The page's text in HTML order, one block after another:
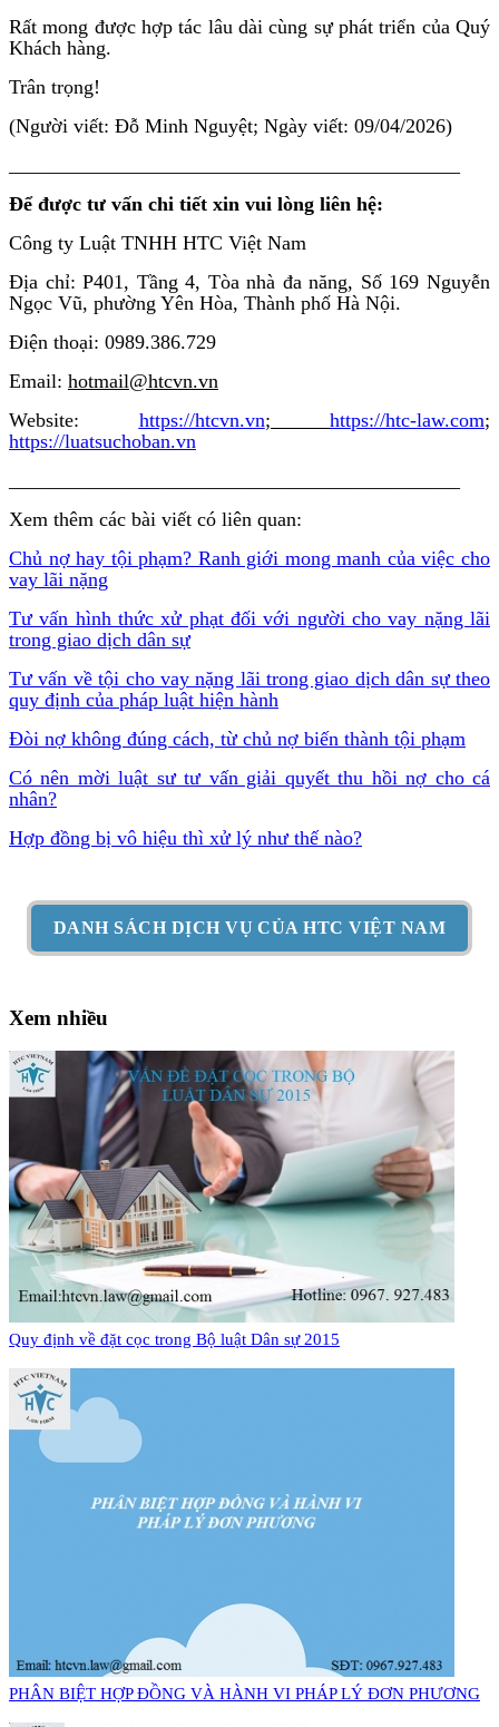
Rất mong được hợp tác lâu dài cùng sự phát triển của Quý
Khách hàng.
Trân trọng!
(Người viết: Đỗ Minh Nguyệt; Ngày viết: 09/04/2026)
Để được tư vấn chi tiết xin vui lòng liên hệ:
Công ty Luật TNHH HTC Việt Nam
Địa chỉ: P401, Tầng 4, Tòa nhà đa năng, Số 169 Nguyễn
Ngọc Vũ, phường Yên Hòa, Thành phố Hà Nội.
Điện thoại: 0989.386.729
Email: hotmail@htcvn.vn
Website: https://htcvn.vn; https://htc-law.com;
https://luatsuchoban.vn
Xem thêm các bài viết có liên quan:
Chủ nợ hay tội phạm? Ranh giới mong manh của việc cho
vay lãi nặng
Tư vấn hình thức xử phạt đối với người cho vay nặng lãi
trong giao dịch dân sự
Tư vấn về tội cho vay nặng lãi trong giao dịch dân sự theo
quy định của pháp luật hiện hành
Đòi nợ không đúng cách, từ chủ nợ biến thành tội phạm
Có nên mời luật sư tư vấn giải quyết thu hồi nợ cho cá
nhân?
Hợp đồng bị vô hiệu thì xử lý như thế nào?
DANH SÁCH DỊCH VỤ CỦA HTC VIỆT NAM
Xem nhiều
Quy định về đặt cọc trong Bộ luật Dân sự 2015
PHÂN BIỆT HỢP ĐỒNG VÀ HÀNH VI PHÁP LÝ ĐƠN PHƯƠNG